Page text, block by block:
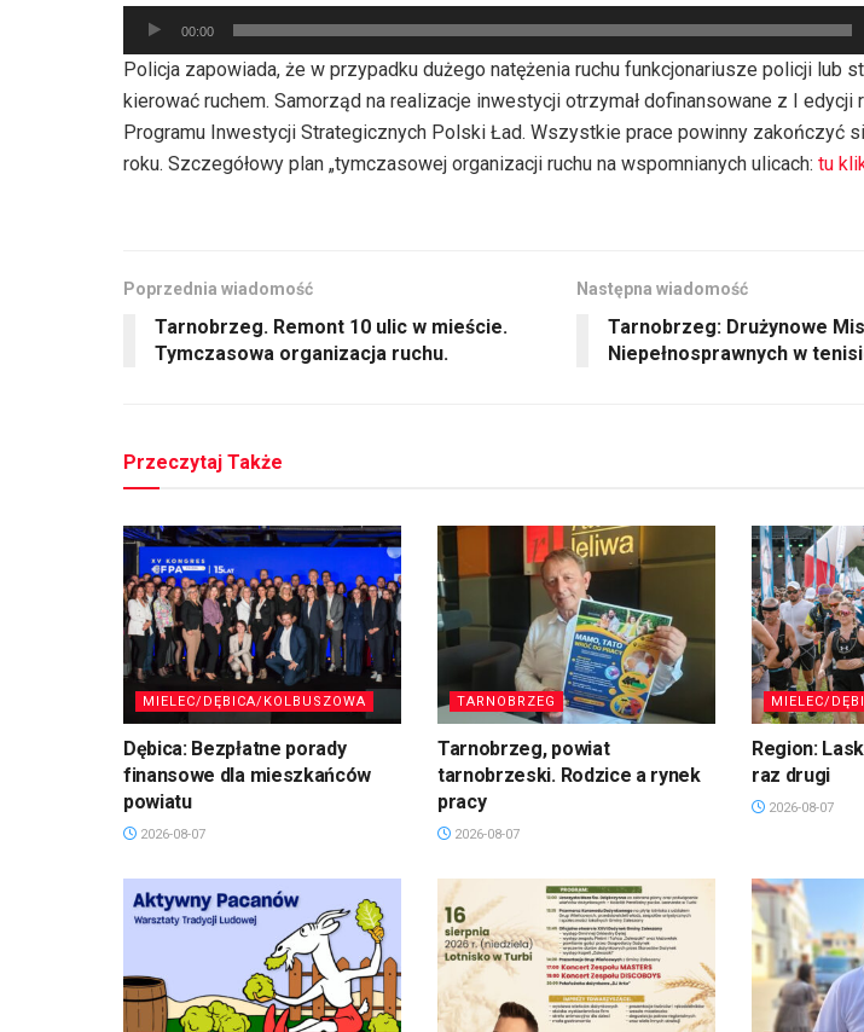
Odtwarzacz
plików
dźwiękowych
00:00
Policja zapowiada, że w przypadku dużego natężenia ruchu funkcjonariusze policji lub
kierować ruchem. Samorząd na realizacje inwestycji otrzymał dofinansowane z I edycji
Programu Inwestycji Strategicznych Polski Ład. Wszystkie prace powinny zakończyć
roku. Szczegółowy plan „tymczasowej organizacji ruchu na wspomnianych ulicach: tu
Poprzednia wiadomość
Tarnobrzeg. Remont 10 ulic w mieście.
Tymczasowa organizacja ruchu.
Następna wiadomość
Tarnobrzeg: Drużynowe
Niepełnosprawnych w
Przeczytaj Także
MIELEC/DĘBICA/KOLBUSZOWA
Dębica: Bezpłatne porady
finansowe dla mieszkańców
powiatu
2026-08-07
TARNOBRZEG
Tarnobrzeg, powiat
tarnobrzeski. Rodzice a rynek
pracy
2026-08-07
MIELEC/
Region:
raz drugi
2026-08-07